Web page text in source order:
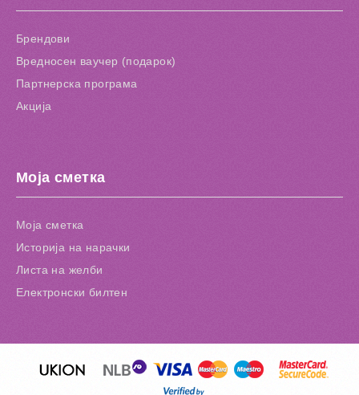
Брендови
Вредносен ваучер (подарок)
Партнерска програма
Акција
Моја сметка
Моја сметка
Историја на нарачки
Листа на желби
Електронски билтен